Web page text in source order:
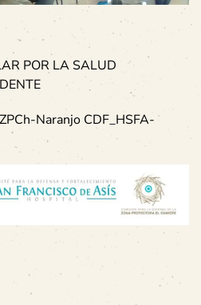
POR LA SALUD
Naranjo CDF_HSFA-